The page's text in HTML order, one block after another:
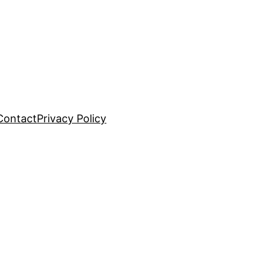
Privacy Policy